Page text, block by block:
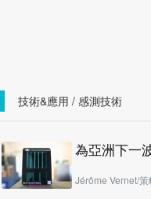
技術&應用 / 感測技術
為亞洲下一
Jérôme Vernet/策